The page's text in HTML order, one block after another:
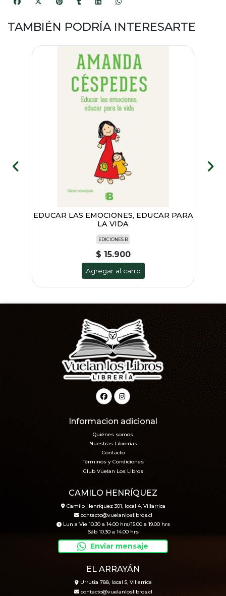
TAMBIÉN PODRÍA INTERESARTE
EDUCAR LAS EMOCIONES, EDUCAR PARA
LA VIDA
EDICIONES B
$ 15.900
Agregar al carro
Informacion adicional
Quiénes somos
Nuestras Librerías
Contacto
Términos y Condiciones
Club Vuelan Los Libros
CAMILO HENRÍQUEZ
Camilo Henríquez 301, local 4, Villarrica
contacto@vuelanloslibros.cl
Lun a Vie 10.30 a 14.00 hrs/15.00 a 19.00 hrs
Sáb 10.30 a 14.00 hrs
Enviar mensaje
EL ARRAYÁN
Urrutia 788, local 5, Villarrica
contacto@vuelanloslibros.cl